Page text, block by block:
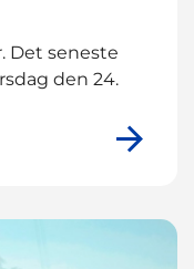
Det seneste
den 24.